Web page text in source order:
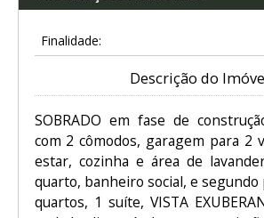
Finalidade:
Descrição do
SOBRADO em fase de
com 2 cômodos, garagem para 2
estar, cozinha e área de
quarto, banheiro social, e segundo
quartos, 1 suíte, VISTA